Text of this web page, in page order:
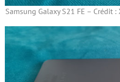
Samsung Galaxy S21 FE – Crédit :